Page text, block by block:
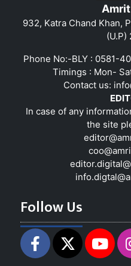
932, Katra Chand Khan,
(U.P)
Phone No:-BLY : 0581-
Timings : Mon-
Contact us:
In case of any
the site
Follow Us